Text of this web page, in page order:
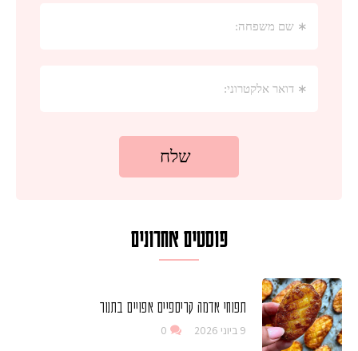
פוסטים אחרונים
תפוחי אדמה קריספיים אפויים בתנור
9 ביוני 2026 0